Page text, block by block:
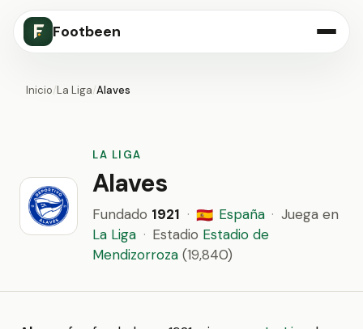
Footbeen
Inicio/La Liga/Alaves
LA LIGA
Alaves
Fundado 1921 · 🇪🇸 España · Juega en
La Liga · Estadio Estadio de
Mendizorroza (19,840)